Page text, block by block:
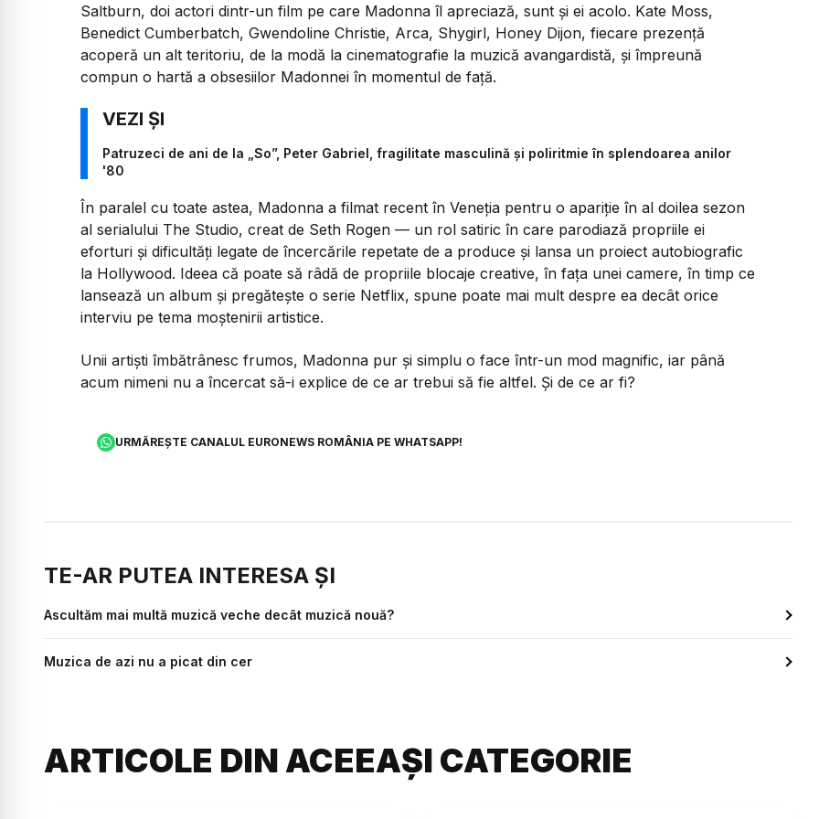
Saltburn, doi actori dintr-un film pe care Madonna îl apreciază, sunt și ei acolo. Kate Moss,
Benedict Cumberbatch, Gwendoline Christie, Arca, Shygirl, Honey Dijon, fiecare prezență
acoperă un alt teritoriu, de la modă la cinematografie la muzică avangardistă, și împreună
compun o hartă a obsesiilor Madonnei în momentul de față.
Patruzeci de ani de la „So”, Peter Gabriel, fragilitate masculină și poliritmie în splendoarea anilor
'80
În paralel cu toate astea, Madonna a filmat recent în Veneția pentru o apariție în al doilea sezon
al serialului The Studio, creat de Seth Rogen — un rol satiric în care parodiază propriile ei
eforturi și dificultăți legate de încercările repetate de a produce și lansa un proiect autobiografic
la Hollywood. Ideea că poate să râdă de propriile blocaje creative, în fața unei camere, în timp ce
lansează un album și pregătește o serie Netflix, spune poate mai mult despre ea decât orice
interviu pe tema moștenirii artistice.
Unii artiști îmbătrânesc frumos, Madonna pur și simplu o face într-un mod magnific, iar până
acum nimeni nu a încercat să-i explice de ce ar trebui să fie altfel. Și de ce ar fi?
URMĂREȘTE CANALUL EURONEWS ROMÂNIA PE WHATSAPP!
TE-AR PUTEA INTERESA ȘI
Ascultăm mai multă muzică veche decât muzică nouă?
Muzica de azi nu a picat din cer
ARTICOLE DIN ACEEAȘI CATEGORIE